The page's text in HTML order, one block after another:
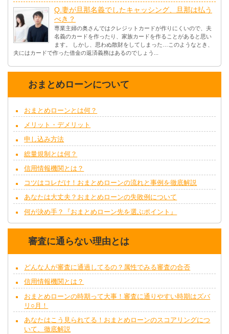
Q.妻が旦那名義でしたキャッシング、旦那は払う
べき？
専業主婦の奥さんではクレジットカードが作りにくいので、夫
名義のカードを作ったり、家族カードを作ることがあると思い
ます。 しかし、思わぬ散財をしてしまった…このようなとき、
夫にはカードで作った借金の返済義務はあるのでしょう...
おまとめローンについて
おまとめローンとは何？
メリット・デメリット
申し込み方法
総量規制とは何？
信用情報機関とは？
コツはコレだけ！おまとめローンの流れと事例を徹底解説
あなたは大丈夫？おまとめローンの失敗例について
何が決め手？『おまとめローン先を選ぶポイント』
審査に通らない理由とは
どんな人が審査に通過してるの？属性でみる審査の合否
信用情報機関とは？
おまとめローンの時期って大事！審査に通りやすい時期はズバ
リ○月！
あなたはこう見られてる！おまとめローンのスコアリングにつ
いて、徹底解説